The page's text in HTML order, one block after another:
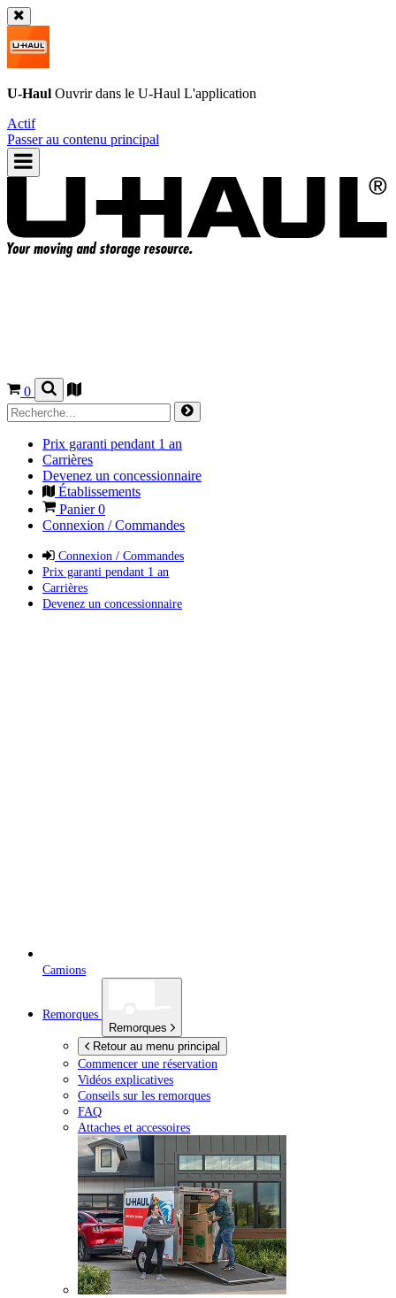
U-Haul Ouvrir dans le U-Haul L'application
Actif
Passer au contenu principal
0
Prix garanti pendant 1 an
Carrières
Devenez un concessionnaire
Établissements
Panier0
Connexion / Commandes
Connexion / Commandes
Prix garanti pendant 1 an
Carrières
Devenez un concessionnaire
Camions
Remorques
Remorques
Retour au menu principal
Commencer une réservation
Vidéos explicatives
Conseils sur les remorques
FAQ
Attaches et accessoires